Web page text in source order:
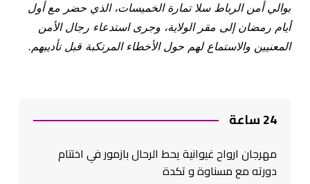
بوالي أمن الرباط سلا تمارة الخميسات، الذي حضر مع أول
أيام رمضان إلى مقر الولاية، وجرى استدعاء رجال الأمن
المعنيين والاستماع لهم حول الأخطاء المرتكبة قبل تأديبهم.
24 ساعة
مهرجان ارواح غيوانية يحط الرحال بازمور في اختتام
دورته مع مسناوة و تكدة